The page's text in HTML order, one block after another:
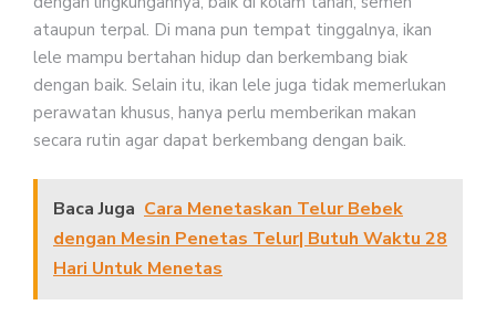
ataupun terpal. Di mana pun tempat tinggalnya, ikan
lele mampu bertahan hidup dan berkembang biak
dengan baik. Selain itu, ikan lele juga tidak memerlukan
perawatan khusus, hanya perlu memberikan makan
secara rutin agar dapat berkembang dengan baik.
Baca Juga Cara Menetaskan Telur Bebek
dengan Mesin Penetas Telur| Butuh Waktu 28
Hari Untuk Menetas